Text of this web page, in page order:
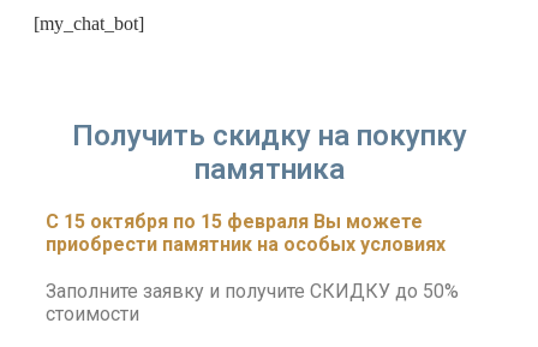
[my_chat_bot]
Получить скидку на покупку
памятника
С 15 октября по 15 февраля Вы можете
приобрести памятник на особых условиях
Заполните заявку и получите СКИДКУ до 50%
стоимости